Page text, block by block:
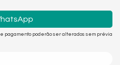
pagamento poderão ser alterados sem prévia